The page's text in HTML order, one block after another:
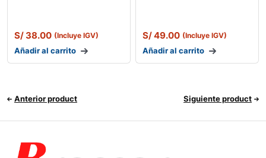
S/38.00 (Incluye IGV)
Añadir al carrito
S/49.00 (Incluye IGV)
Añadir al carrito
Anterior product Siguiente product